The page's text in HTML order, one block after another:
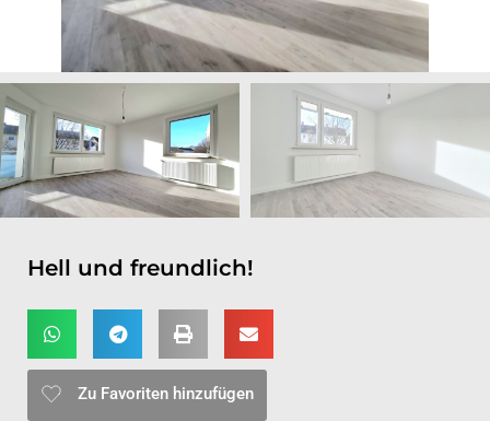
Hell und freundlich!
Zu Favoriten hinzufügen